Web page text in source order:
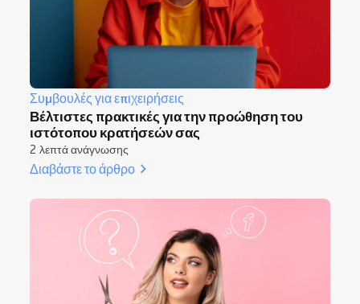
Συμβουλές για επιχειρήσεις
Βέλτιστες πρακτικές για την προώθηση του
ιστότοπου κρατήσεών σας
2 λεπτά ανάγνωσης
Διαβάστε το άρθρο